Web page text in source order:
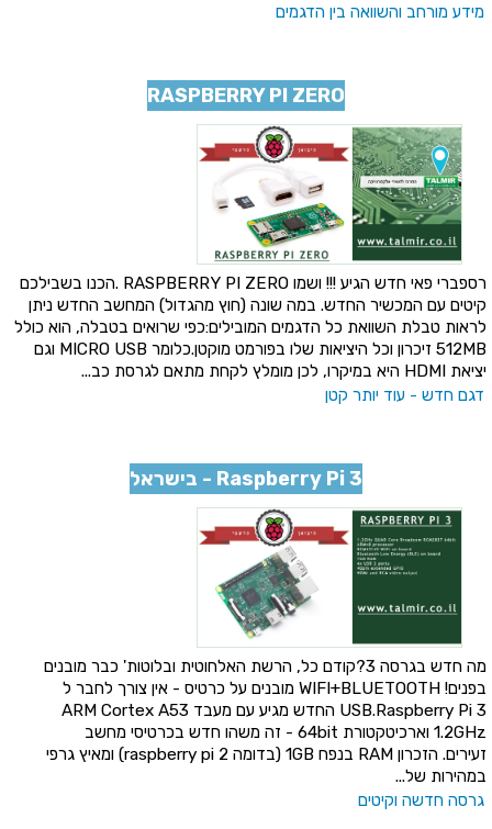
מידע מורחב והשוואה בין הדגמים
RASPBERRY PI ZERO
רספברי פאי חדש הגיע !!! ושמו RASPBERRY PI ZERO .הכנו בשבילכם
קיטים עם המכשיר החדש. במה שונה (חוץ מהגדול) המחשב החדש ניתן
לראות טבלת השוואת כל הדגמים המובילים:כפי שרואים בטבלה, הוא כולל
512MB זיכרון וכל היציאות שלו בפורמט מוקטן.כלומר MICRO USB וגם
יציאת HDMI היא במיקרו, לכן מומלץ לקחת מתאם לגרסת כב...
דגם חדש - עוד יותר קטן
Raspberry Pi 3 - בישראל
מה חדש בגרסה 3?קודם כל, הרשת האלחוטית ובלוטות' כבר מובנים
בפנים! WIFI+BLUETOOTH מובנים על כרטיס - אין צורך לחבר ל
USB.Raspberry Pi 3 החדש מגיע עם מעבד ARM Cortex A53
1.2GHz וארכיטקטורת 64bit - זה משהו חדש בכרטיסי מחשב
זעירים. הזכרון RAM בנפח 1GB (בדומה raspberry pi 2) ומאיץ גרפי
במהירות של...
גרסה חדשה וקיטים